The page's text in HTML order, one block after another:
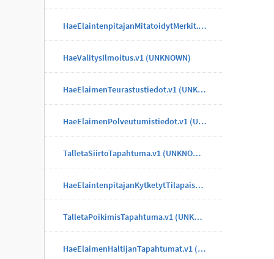
HaeElaintenpitajanMitatoidytMerkit.v1 (UNKNOWN)
HaeValitysIlmoitus.v1 (UNKNOWN)
HaeElaimenTeurastustiedot.v1 (UNKNOWN)
HaeElaimenPolveutumistiedot.v1 (UNKNOWN)
TalletaSiirtoTapahtuma.v1 (UNKNOWN)
HaeElaintenpitajanKytketytTilapaisMerkit.v1 (UNKNOWN)
TalletaPoikimisTapahtuma.v1 (UNKNOWN)
HaeElaimenHaltijanTapahtumat.v1 (UNKNOWN)